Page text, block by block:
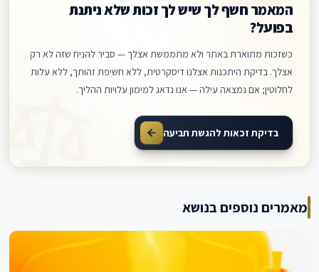
המאמר חשף לך שיש לך זכות שלא ניתנת
בפועל?
כשזכות מתוארת באתר ולא מתממשת אצלך — סביר להניח שזה לא רק
אצלך. בדיקת היתכנות אצלנו דיסקרטית, ללא חשיפת זהותך, ללא עלות
לחלוטין; אם נמצאה עילה — אנו נדאג למימון עלויות ההליך.
בדיקת זכאות להגשת תביעה
מאמרים נוספים בנושא